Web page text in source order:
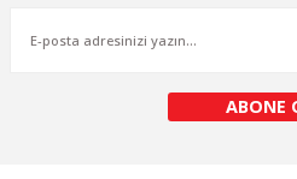
ABONE